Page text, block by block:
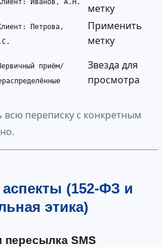
Иванов, А.Н.
метку
Петрова,
Применить
метку
приём/
Звезда для
просмотра
переписку с конкретным
(152-ФЗ и
этика)
пересылка SMS